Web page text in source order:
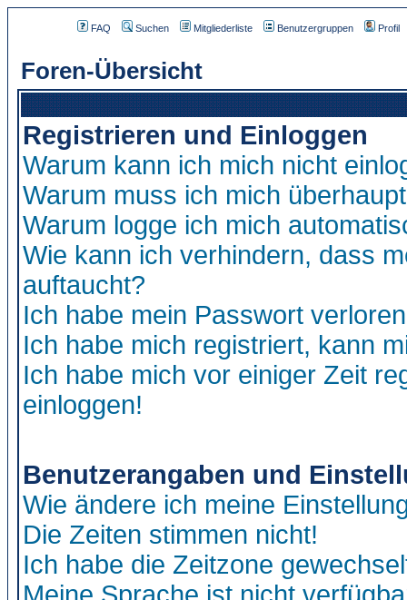
FAQ Suchen Mitgliederliste Benutzergruppen Profil
Foren-Übersicht
Registrieren und Einloggen
Warum kann ich mich nicht
Warum muss ich mich
Warum logge ich mich
Wie kann ich verhindern, dass
auftaucht?
Ich habe mein Passwort
Ich habe mich registriert, kann
Ich habe mich vor einiger Zeit
einloggen!
Benutzerangaben und
Wie ändere ich meine
Die Zeiten stimmen nicht!
Ich habe die Zeitzone